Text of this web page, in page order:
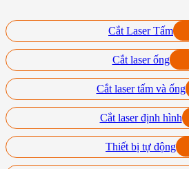
Cắt Laser Tấm
Cắt laser ống
Cắt laser tấm và ống
Cắt laser định hình
Thiết bị tự động